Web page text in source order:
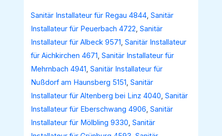
Sanitär Installateur für Regau 4844,Sanitär
Installateur für Peuerbach 4722,Sanitär
Installateur für Albeck 9571,Sanitär Installateur
für Aichkirchen 4671,Sanitär Installateur für
Mehrnbach 4941,Sanitär Installateur für
Nußdorf am Haunsberg 5151,Sanitär
Installateur für Altenberg bei Linz 4040,Sanitär
Installateur für Eberschwang 4906,Sanitär
Installateur für Mölbling 9330,Sanitär